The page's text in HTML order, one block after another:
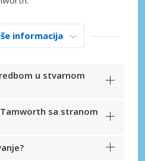
informacija
u stvarnom
sa stranom